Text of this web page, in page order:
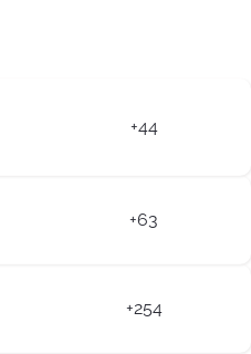
+44
+63
+254